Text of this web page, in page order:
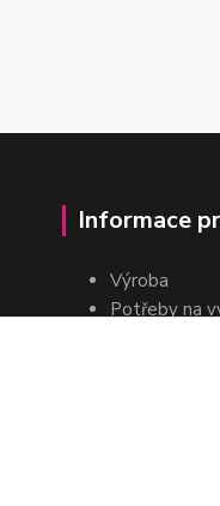
Informace
Výroba
Potřeby na